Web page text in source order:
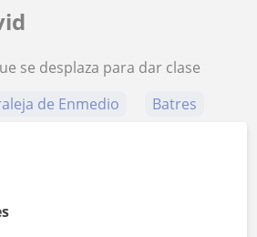
se desplaza para dar clase
de Enmedio
Batres